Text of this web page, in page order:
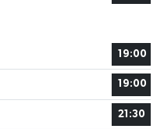
19:00
19:00
21:30